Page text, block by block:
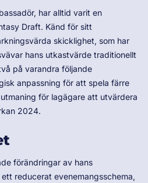
har alltid varit en
Draft. Känd för sitt
skicklighet, som har
hans utkastvärde traditionellt
på varandra följande
anpassning för att spela färre
för lagägare att utvärdera
2024.
förändringar av hans
reducerat evenemangsschema,